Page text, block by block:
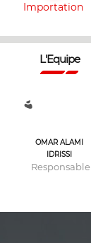
Importation
L'Equipe
OMAR ALAMI
IDRISSI
Responsable